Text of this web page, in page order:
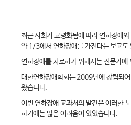
최근 사회가 고령화됨에 따라 연하장애
약 1/3에서 연하장애를 가진다는 보고도
연하장애를 치료하기 위해서는 전문가
대한연하장애학회는 2009년에 창립되
왔습니다.
이번 연하장애 교과서의 발간은 이러한
하기에는 많은 어려움이 있었습니다.